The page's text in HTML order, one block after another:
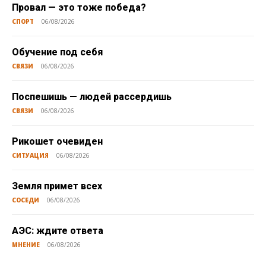
Провал — это тоже победа?
СПОРТ 06/08/2026
Обучение под себя
СВЯЗИ 06/08/2026
Поспешишь — людей рассердишь
СВЯЗИ 06/08/2026
Рикошет очевиден
СИТУАЦИЯ 06/08/2026
Земля примет всех
СОСЕДИ 06/08/2026
АЭС: ждите ответа
МНЕНИЕ 06/08/2026